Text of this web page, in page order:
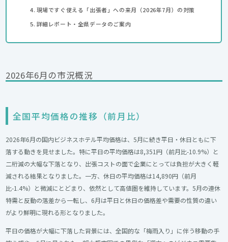
現場ですぐ使える「出張者」への来月（2026年7月）の対策
詳細レポート・全県データのご案内
2026年6月の市況概況
全国平均価格の推移（前月比）
2026年6月の国内ビジネスホテル平均価格は、5月に続き平日・休日ともに下
落する動きを見せました。特に平日の平均価格は8,351円（前月比-10.9%）と
二桁減の大幅な下落となり、出張コストの面で企業にとっては負担が大きく軽
減される結果となりました。一方、休日の平均価格は14,890円（前月
比-1.4%）と微減にとどまり、依然として高値圏を維持しています。5月の連休
特需と反動の落差から一転し、6月は平日と休日の価格差や需要の性質の違い
がより鮮明に現れる形となりました。
平日の価格が大幅に下落した背景には、全国的な「梅雨入り」に伴う移動の手